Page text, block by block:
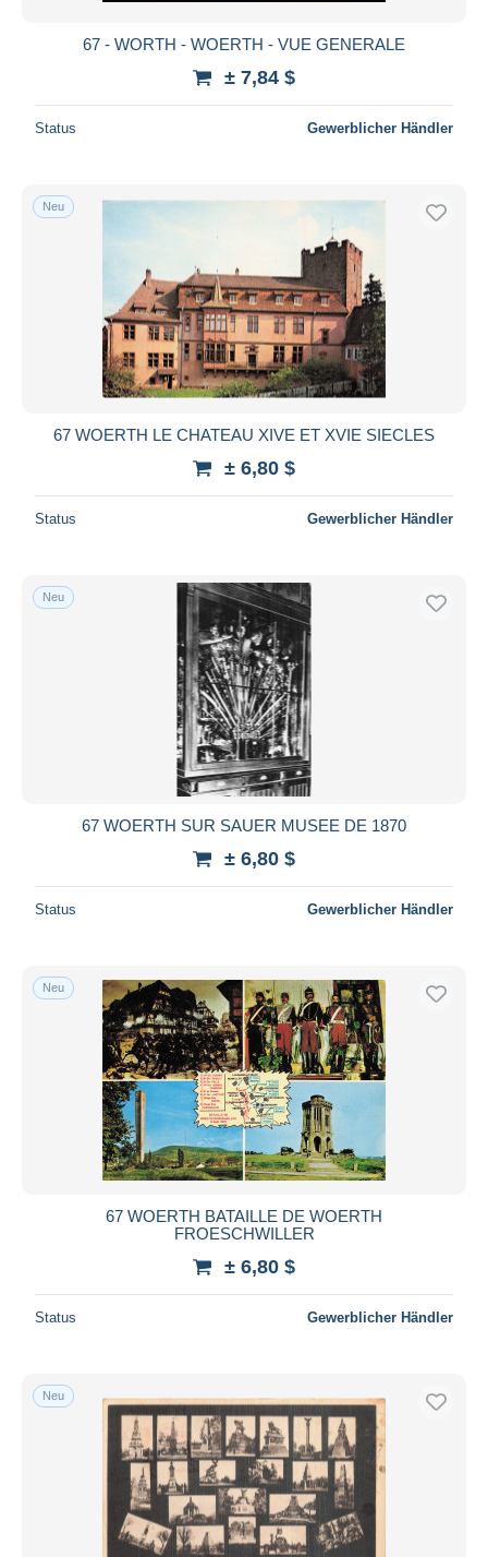
67 - WORTH - WOERTH - VUE GENERALE
± 7,84 $
Status Gewerblicher Händler
Neu
67 WOERTH LE CHATEAU XIVE ET XVIE SIECLES
± 6,80 $
Status Gewerblicher Händler
Neu
67 WOERTH SUR SAUER MUSEE DE 1870
± 6,80 $
Status Gewerblicher Händler
Neu
67 WOERTH BATAILLE DE WOERTH
FROESCHWILLER
± 6,80 $
Status Gewerblicher Händler
Neu